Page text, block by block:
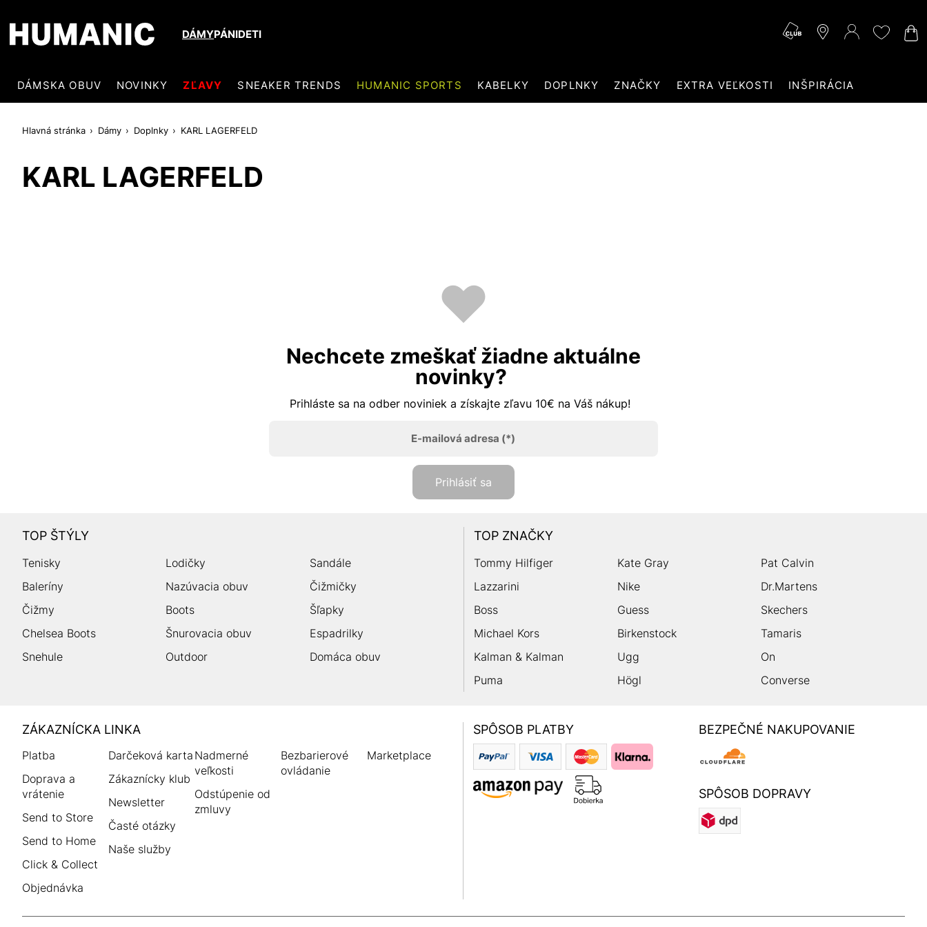
DÁMYPÁNIDETI
DÁMSKA OBUV NOVINKY ZĽAVY SNEAKER TRENDS HUMANIC SPORTS KABELKY DOPLNKY ZNAČKY EXTRA VEĽKOSTI INŠPIRÁCIA
Hlavná stránka Dámy Doplnky KARL LAGERFELD
KARL LAGERFELD
Nechcete zmeškať žiadne aktuálne
novinky?
Prihláste sa na odber noviniek a získajte zľavu 10€ na Váš nákup!
E-mailová adresa (*)
Prihlásiť sa
TOP ŠTÝLY
Tenisky Lodičky
Sandále
Baleríny
Nazúvacia obuv
Čižmičky
Čižmy
Boots
Šľapky
Chelsea Boots
Šnurovacia obuv
Espadrilky
Snehule
Outdoor Domáca obuv
TOP ZNAČKY
Tommy Hilfiger Kate Gray
Pat Calvin
Lazzarini
Nike
Dr.Martens
Boss
Guess
Skechers
Michael Kors
Birkenstock
Tamaris
Kalman & Kalman
Ugg
On
Puma
Högl Converse
HUMANIC
Footer
ZÁKAZNÍCKA LINKA
Platba
Doprava a
vrátenie
Send to Store
Send to Home
Click & Collect
Objednávka
Darčeková karta
Zákaznícky klub
Newsletter
Časté otázky
Naše služby
Nadmerné
veľkosti
Odstúpenie od
zmluvy
Bezbarierové
ovládanie
Marketplace
SPÔSOB PLATBY BEZPEČNÉ NAKUPOVANIE
SPÔSOB DOPRAVY